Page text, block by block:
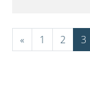
« 1 2 3